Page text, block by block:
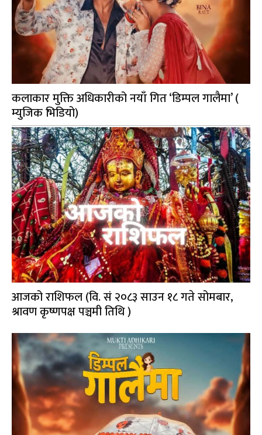
कलाकार मुक्ति अधिकारीको नयाँ गित ‘डिम्पल गालैमा’ (
म्युजिक भिडियो)
आजको राशिफल (वि. सं २०८३ साउन १८ गते सोमबार,
श्रावण कृष्णपक्ष पञ्चमी तिथि )